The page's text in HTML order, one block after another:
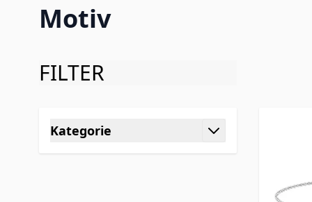
Motiv
FILTER
Kategorie